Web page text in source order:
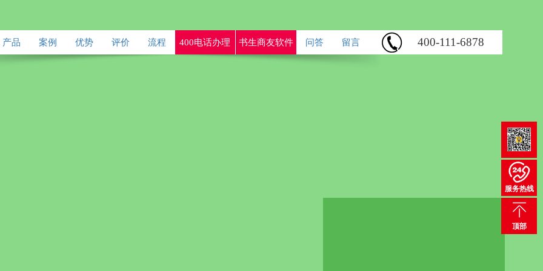
企业建站、电脑站、手机站、微
名邮箱、400电话、淘宝装修、
广、上往建站软件，一站式高端
产品 案例 优势 评价 流程 400电话办理 书生商友软件 问答 留言 400-111-6878
服务热线
顶部